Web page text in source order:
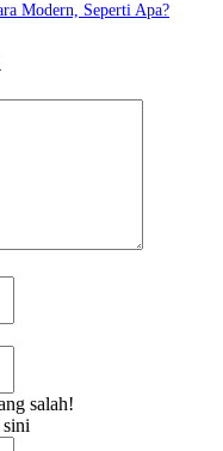
Modern, Seperti Apa?
salah!